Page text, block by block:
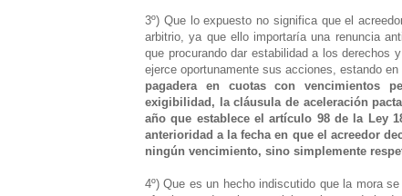
3º) Que lo expuesto no significa que el
arbitrio, ya que ello importaría una renuncia
que procurando dar estabilidad a los derechos
ejerce oportunamente sus acciones, estando en
pagadera en cuotas con vencimientos
exigibilidad, la cláusula de aceleración
año que establece el artículo 98 de la Ley
anterioridad a la fecha en que el acreedor
ningún vencimiento, sino simplemente
4º) Que es un hecho indiscutido que la mora